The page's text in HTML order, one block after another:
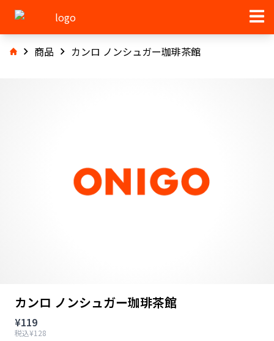
商品 カンロ ノンシュガー珈琲茶館
カンロ ノンシュガー珈琲茶館
¥119
税込¥128